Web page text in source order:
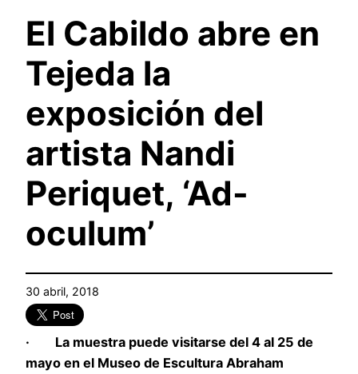
El Cabildo abre en
Tejeda la
exposición del
artista Nandi
Periquet, ‘Ad-
oculum’
30 abril, 2018
· La muestra puede visitarse del 4 al 25 de
mayo en el Museo de Escultura Abraham